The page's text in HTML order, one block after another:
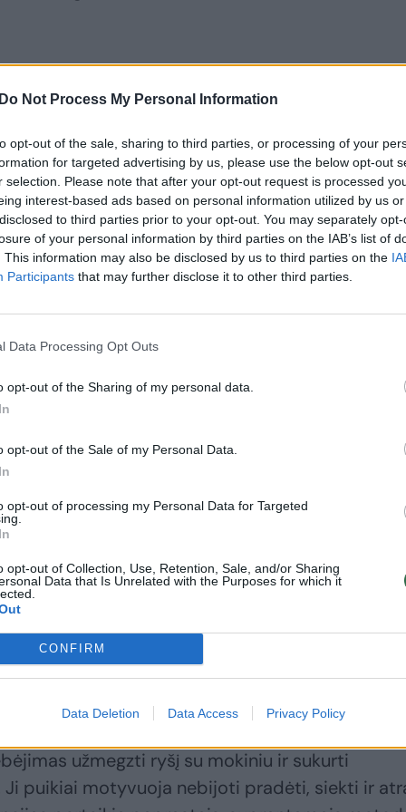
Do Not Process My Personal Information
opt-out of the sale, sharing to third parties, or processing of your
for targeted advertising by us, please use the below opt-out
selection. Please note that after your opt-out request is processed
interest-based ads based on personal information utilized by us
to third parties prior to your opt-out. You may separately
of your personal information by third parties on the IAB’s list of
This information may also be disclosed by us to third parties on the
Participants that may further disclose it to other third parties.
Data Processing Opt Outs
opt-out of the Sharing of my personal data.
opt-out of the Sale of my Personal Data.
opt-out of processing my Personal Data for Targeted
opt-out of Collection, Use, Retention, Sale, and/or Sharing
Data that Is Unrelated with the Purposes for which it
CONFIRM
Data Deletion Data Access Privacy Policy
Eglės pamokų ingredientai
ir technikos. Čia virtuvė virsta mažąja
problemas, prisitaikyti prie nuolat kintančių
kitais. „Svarbiausia yra ne tik žinios apie
taikyti praktiškai, kūrybiškai mąstyti ir
kurios atitinka tikrą virtuvės darbą“, –
jaunųjų fotografų
gyvenimus
„Pameistrystė –
užmegzti ryšį su mokiniu ir sukurti
puikiai motyvuoja nebijoti pradėti, siekti ir